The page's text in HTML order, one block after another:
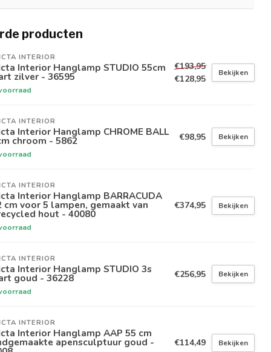
producten
INTERIOR
Interior Hanglamp STUDIO 55cm
zilver - 36595
€193,95
€128,95
Bekijken
INTERIOR
Interior Hanglamp CHROME BALL
chroom - 5862 €98,95 Bekijken
INTERIOR
Interior Hanglamp BARRACUDA
cm voor 5 lampen, gemaakt van
hout - 40080
€374,95 Bekijken
INTERIOR
Interior Hanglamp STUDIO 3s
goud - 36228 €256,95 Bekijken
INTERIOR
Interior Hanglamp AAP 55 cm
apensculptuur goud - €114,49 Bekijken